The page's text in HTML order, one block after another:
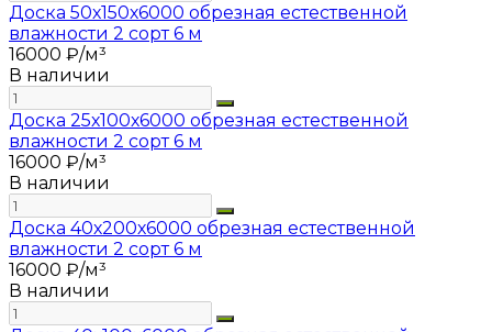
Доска 50х150х6000 обрезная естественной
влажности 2 сорт 6 м
16000 ₽/м³
В наличии
Доска 25х100х6000 обрезная естественной
влажности 2 сорт 6 м
16000 ₽/м³
В наличии
Доска 40х200х6000 обрезная естественной
влажности 2 сорт 6 м
16000 ₽/м³
В наличии